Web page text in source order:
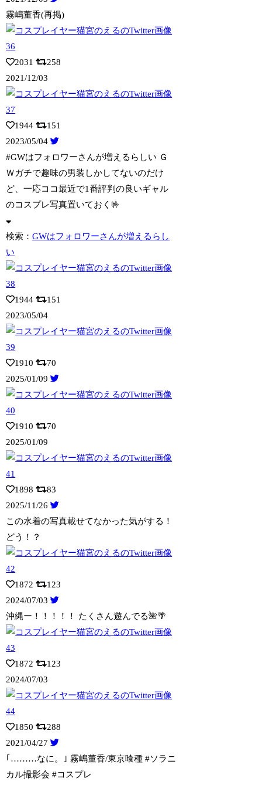
霧嶋董香(再掲)
2031
258
2021/12/03
1944
151
2023/05/04
#GWはフォロワーさんが増えるらしい Ｇ
Ｗガチで趣味の男装しかしてないのだけ
ど、一応ココ最近で1番評判の良いギャル
のコスプレ写真置いておく🤟
検索：GWはフォロワーさんが増えるらし
い
1944
151
2023/05/04
1910
70
2025/01/09
1910
70
2025/01/09
1898
83
2025/11/26
この水着の写真載せてなかった気がする！
どう！？
1872
123
2024/07/03
沖縄ー！！！！！ たくさん遊んでる🌺🌴
1872
123
2024/07/03
1850
288
2021/04/27
｢………なに。｣ 霧嶋董香/東京喰種 #ソラニ
カル撮影会 #コスプレ